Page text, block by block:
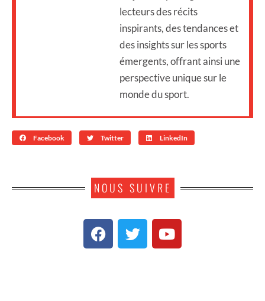
lecteurs des récits
inspirants, des tendances et
des insights sur les sports
émergents, offrant ainsi une
perspective unique sur le
monde du sport.
Facebook Twitter LinkedIn
NOUS SUIVRE